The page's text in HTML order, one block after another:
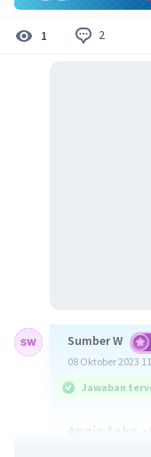
1 2
Sumber W
08 Oktober 2023
Jawaban